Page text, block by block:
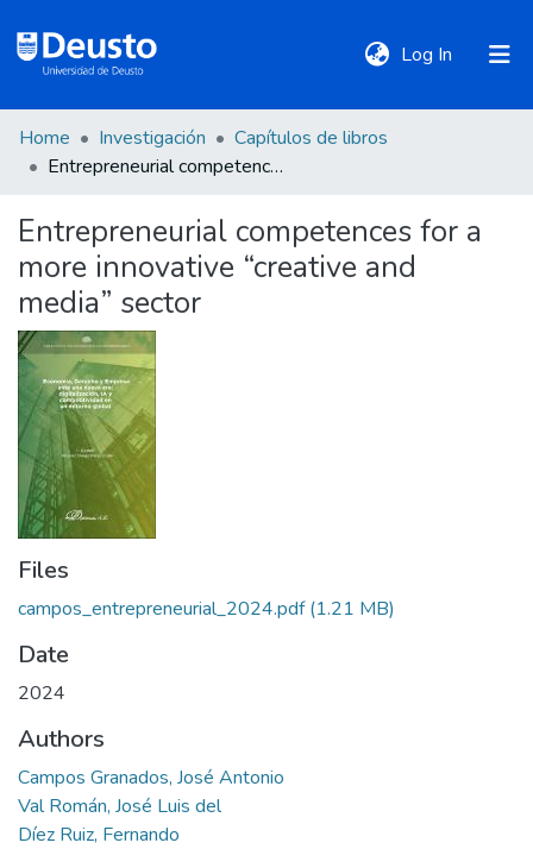
Log In (current)
DeustoTeka
Communities
&
Collections
All of DSpace
Statistics
Policies
Home Investigación
Capítulos de libros
Entrepreneurial competences for a more innovative “creative and media” sector
Entrepreneurial competences for a
more innovative “creative and
media” sector
Files
campos_entrepreneurial_2024.pdf(1.21 MB)
Date
2024
Authors
Campos Granados, José Antonio
Val Román, José Luis del
Díez Ruiz, Fernando